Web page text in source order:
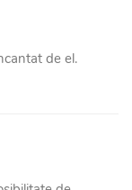
de el.